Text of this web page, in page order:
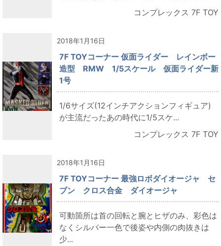
コンプレックス 7F TOY
2018年1月16日
7F TOYコーナー 仮面ライダー レインボー
造型 RMW 1/5スケール 仮面ライダー新
1号
1/6サイズ(12インチアクションフィギュア)
が主流だったあの時代に1/5スケ...
コンプレックス 7F TOY
2018年1月16日
7F TOYコーナー 最強ロボダイオージャ セ
ブン クロス合金 ダイオージャ
可動箇所は首の回転と腕とヒザのみ、彩色は
なくシルバー一色で後姿や内側の肉抜きは
少...